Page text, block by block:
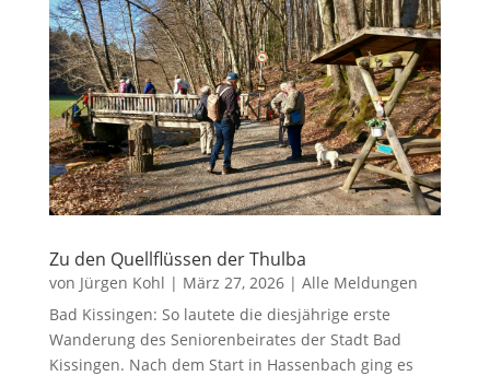
Zu den Quellflüssen der Thulba
von Jürgen Kohl | März 27, 2026| Alle Meldungen
Bad Kissingen: So lautete die diesjährige erste
Wanderung des Seniorenbeirates der Stadt Bad
Kissingen. Nach dem Start in Hassenbach ging es